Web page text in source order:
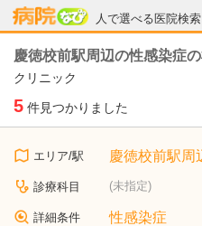
人で選べる医院検索
病院なび
慶徳校前駅周辺の性感染症
クリニック
5 件見つかりました
エリア/駅 慶徳校前駅周
診療科目 (未指定)
詳細条件 性感染症